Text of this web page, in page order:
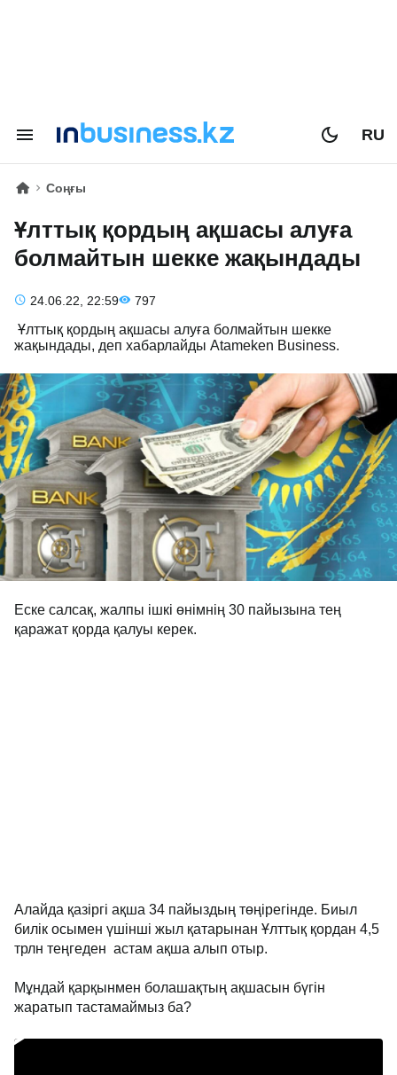
RU
Соңғы
Ұлттық қордың ақшасы алуға
болмайтын шекке жақындады
24.06.22, 22:59 797
Ұлттық қордың ақшасы алуға болмайтын шекке
жақындады, деп хабарлайды Atameken Business.
Еске салсақ, жалпы ішкі өнімнің 30 пайызына тең
қаражат қорда қалуы керек.
Алайда қазіргі ақша 34 пайыздың төңірегінде. Биыл
билік осымен үшінші жыл қатарынан Ұлттық қордан 4,5
трлн теңгеден астам ақша алып отыр.
Мұндай қарқынмен болашақтың ақшасын бүгін
жаратып тастамаймыз ба?